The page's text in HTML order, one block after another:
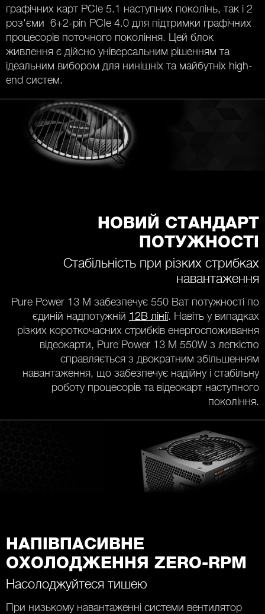
графічних карт PCIe 5.1 наступних поколінь, так і 2
роз'єми 6+2-pin PCIe 4.0 для підтримки графічних
процесорів поточного покоління. Цей блок
живлення є дійсно універсальним рішенням та
ідеальним вибором для нинішніх та майбутніх high-
end систем.
НОВИЙ СТАНДАРТ
ПОТУЖНОСТІ
Стабільність при різких стрибках
навантаження
Pure Power 13 M забезпечує 550 Ват потужності по
єдиній надпотужній 12В лінії. Навіть у випадках
різких короткочасних стрибків енергоспоживання
відеокарти, Pure Power 13 M 550W з легкістю
справляється з двократним збільшенням
навантаження, що забезпечує надійну і стабільну
роботу процесорів та відеокарт наступного
покоління.
НАПІВПАСИВНЕ
ОХОЛОДЖЕННЯ ZERO-RPM
Насолоджуйтеся тишею
При низькому навантаженні системи вентилятор